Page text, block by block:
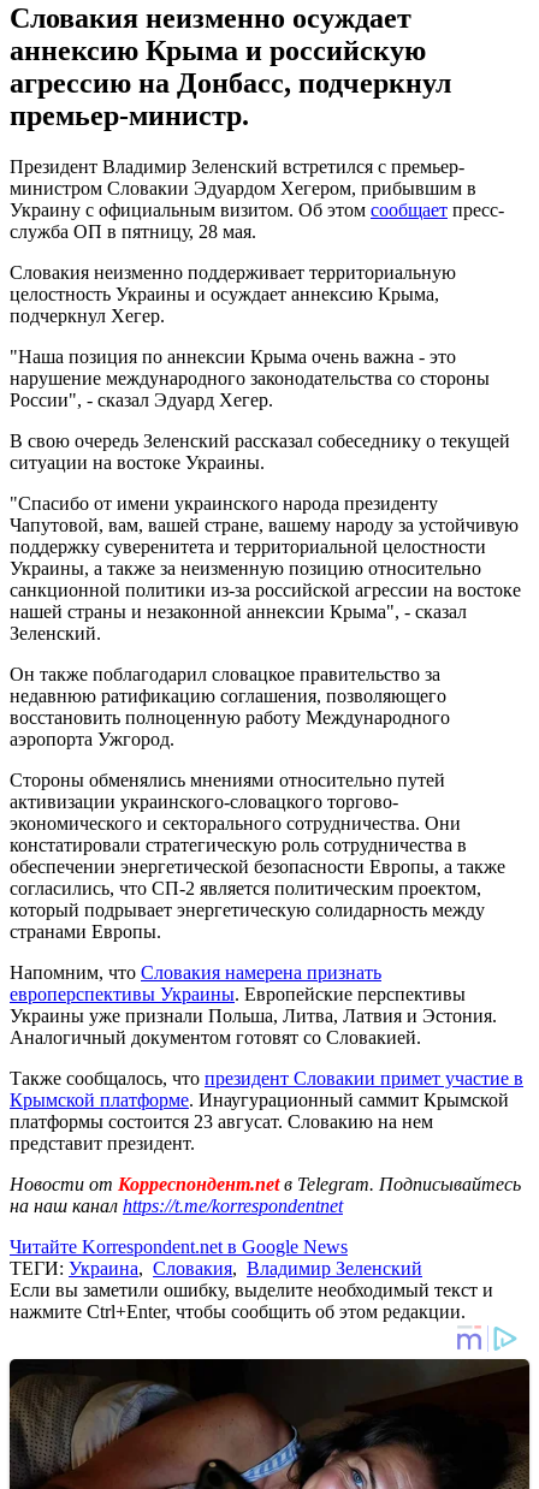
Словакия неизменно осуждает
аннексию Крыма и российскую
агрессию на Донбасс, подчеркнул
премьер-министр.
Президент Владимир Зеленский встретился с премьер-
министром Словакии Эдуардом Хегером, прибывшим в
Украину с официальным визитом. Об этом сообщает пресс-
служба ОП в пятницу, 28 мая.
Словакия неизменно поддерживает территориальную
целостность Украины и осуждает аннексию Крыма,
подчеркнул Хегер.
"Наша позиция по аннексии Крыма очень важна - это
нарушение международного законодательства со стороны
России", - сказал Эдуард Хегер.
В свою очередь Зеленский рассказал собеседнику о текущей
ситуации на востоке Украины.
"Спасибо от имени украинского народа президенту
Чапутовой, вам, вашей стране, вашему народу за устойчивую
поддержку суверенитета и территориальной целостности
Украины, а также за неизменную позицию относительно
санкционной политики из-за российской агрессии на востоке
нашей страны и незаконной аннексии Крыма", - сказал
Зеленский.
Он также поблагодарил словацкое правительство за
недавнюю ратификацию соглашения, позволяющего
восстановить полноценную работу Международного
аэропорта Ужгород.
Стороны обменялись мнениями относительно путей
активизации украинского-словацкого торгово-
экономического и секторального сотрудничества. Они
констатировали стратегическую роль сотрудничества в
обеспечении энергетической безопасности Европы, а также
согласились, что СП-2 является политическим проектом,
который подрывает энергетическую солидарность между
странами Европы.
Напомним, что Словакия намерена признать
европерспективы Украины. Европейские перспективы
Украины уже признали Польша, Литва, Латвия и Эстония.
Аналогичный документом готовят со Словакией.
Также сообщалось, что президент Словакии примет участие в
Крымской платформе. Инаугурационный саммит Крымской
платформы состоится 23 авгусат. Словакию на нем
представит президент.
Новости от Корреспондент.netв Telegram. Подписывайтесь
на наш канал https://t.me/korrespondentnet
Читайте Korrespondent.net в Google News
ТЕГИ: Украина, Словакия, Владимир Зеленский
Если вы заметили ошибку, выделите необходимый текст и
нажмите Ctrl+Enter, чтобы сообщить об этом редакции.